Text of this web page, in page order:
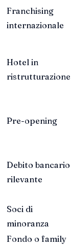
Franchising
internazionale
Hotel in
ristrutturazione
Pre-opening
Debito bancario
rilevante
Soci di
minoranza
Fondo o family